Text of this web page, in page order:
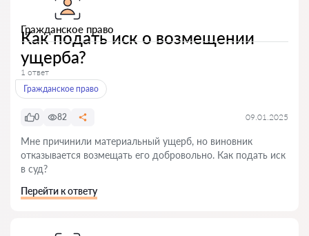
Гражданское право
Как подать иск о возмещении
ущерба?
1 ответ
Гражданское право
0 82 09.01.2025
Мне причинили материальный ущерб, но виновник
отказывается возмещать его добровольно. Как подать иск
в суд?
Перейти к ответу